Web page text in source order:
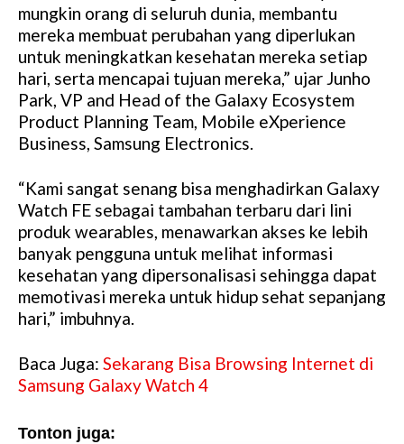
e
mungkin orang di seluruh dunia, membantu
mereka membuat perubahan yang diperlukan
untuk meningkatkan kesehatan mereka setiap
hari, serta mencapai tujuan mereka,” ujar Junho
Park, VP and Head of the Galaxy Ecosystem
Product Planning Team, Mobile eXperience
Business, Samsung Electronics.
“Kami sangat senang bisa menghadirkan Galaxy
Watch FE sebagai tambahan terbaru dari lini
produk wearables, menawarkan akses ke lebih
banyak pengguna untuk melihat informasi
kesehatan yang dipersonalisasi sehingga dapat
memotivasi mereka untuk hidup sehat sepanjang
hari,” imbuhnya.
Baca Juga: Sekarang Bisa Browsing Internet di
Samsung Galaxy Watch 4
Tonton juga: